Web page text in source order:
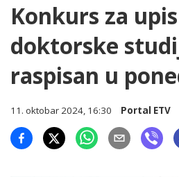
Konkurs za
doktorske
raspisan u
11. oktobar 2024, 16:30 Portal ETV